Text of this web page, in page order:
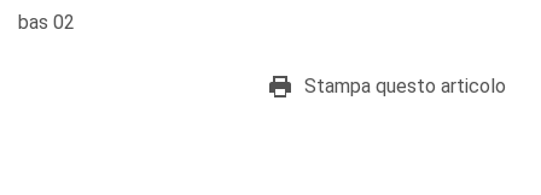
bas 02
Stampa questo articolo